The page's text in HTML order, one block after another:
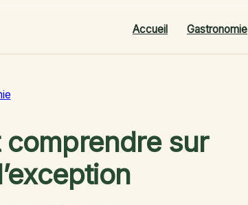
Accueil Gastronomie
comprendre sur